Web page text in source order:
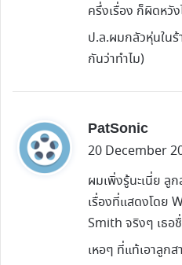
ครึ่งเรื่อง ก็ผิดหวั
ป.ล.ผมกลัวหุ่นในร้
กันว่าทำไม)
PatSonic
a
y
s
20 December
ผมเพิ่งรู้นะเนี่ย ลู
เรื่องที่แสดงโดย
Smith จริงๆ เธ
เหอๆ ที่แท้เอาลูก